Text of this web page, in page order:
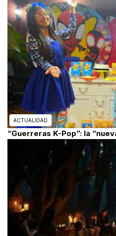
ACTUALIDAD
“Guerreras K-Pop”: la